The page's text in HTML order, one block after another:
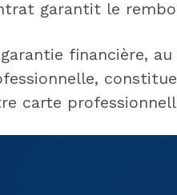
garantit le
financière,
carte